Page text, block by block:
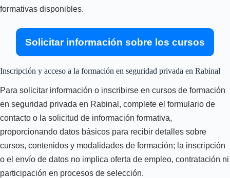
formativas disponibles.
Solicitar información sobre los cursos
Inscripción y acceso a la formación en seguridad privada en Rabinal
Para solicitar información o inscribirse en cursos de formación
en seguridad privada en Rabinal, complete el formulario de
contacto o la solicitud de información formativa,
proporcionando datos básicos para recibir detalles sobre
cursos, contenidos y modalidades de formación; la inscripción
o el envío de datos no implica oferta de empleo, contratación ni
participación en procesos de selección.